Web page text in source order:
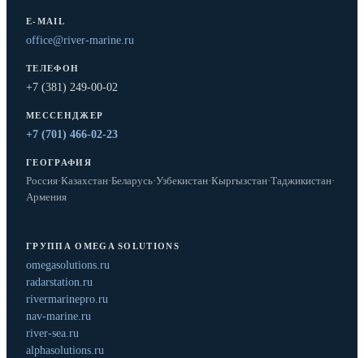
E-MAIL
office@river-marine.ru
ТЕЛЕФОН
+7 (381) 249-00-02
МЕССЕНДЖЕР
+7 (701) 466-02-23
ГЕОГРАФИЯ
Россия·Казахстан·Беларусь·Узбекистан·Кыргызстан·Таджикистан·
Армения
ГРУППА OMEGA SOLUTIONS
omegasolutions.ru
radarstation.ru
rivermarinepro.ru
nav-marine.ru
river-sea.ru
alphasolutions.ru